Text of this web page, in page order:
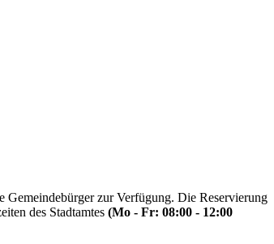
zur Verfügung. Die Reservierung
des Stadtamtes (Mo - Fr: 08:00 - 12:00